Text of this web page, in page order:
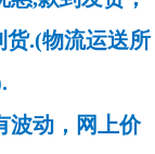
货.(物流运送所
波动，网上价